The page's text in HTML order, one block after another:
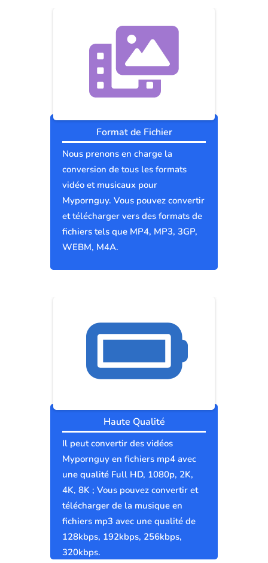
Format de Fichier
Nous prenons en charge la
conversion de tous les formats
vidéo et musicaux pour
Mypornguy. Vous pouvez convertir
et télécharger vers des formats de
fichiers tels que MP4, MP3, 3GP,
WEBM, M4A.
Haute Qualité
Il peut convertir des vidéos
Mypornguy en fichiers mp4 avec
une qualité Full HD, 1080p, 2K,
4K, 8K ; Vous pouvez convertir et
télécharger de la musique en
fichiers mp3 avec une qualité de
128kbps, 192kbps, 256kbps,
320kbps.